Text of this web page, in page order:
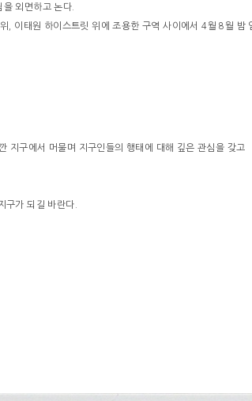
외면하고 논다.
이태원 하이스트릿 위에 조용한 구역 사이에서 4월 8월 밤
지구에서 머물며 지구인들의 행태에 대해 깊은 관심을 갖고
구가 되길 바란다.